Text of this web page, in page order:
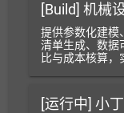
[Build] 机械
提供参数化建模
清单生成、数据
比与成本核算，
[运行中] 小